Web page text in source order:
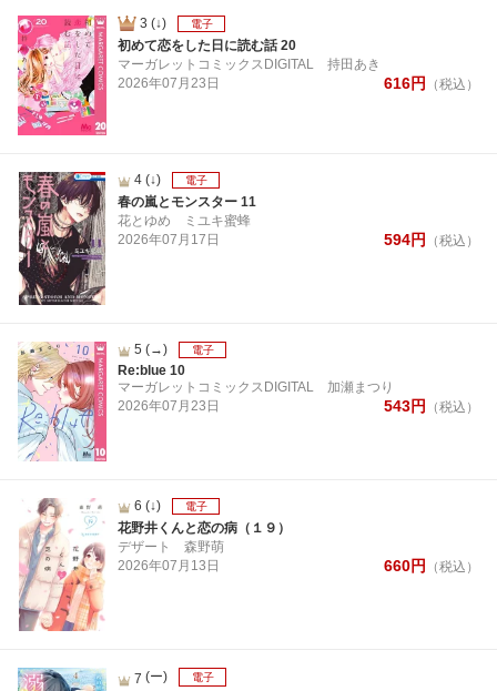
3 (↓) 電子
初めて恋をした日に読む話 20
マーガレットコミックスDIGITAL 持田あき
2026年07月23日 616円 （税込）
4 (↓) 電子
春の嵐とモンスター 11
花とゆめ
ミユキ蜜蜂
2026年07月 17日 594円 （税込）
5 (→) 電子
Re:blue 10
マーガレットコミックスDIGITAL 加瀬まつり
2026年07月 23日 543円 （税込）
6 (↓) 電子
花野井くんと恋の病（１９）
デザート 森野萌
2026年07月 13日 660円 （税込）
7 (ー) 電子